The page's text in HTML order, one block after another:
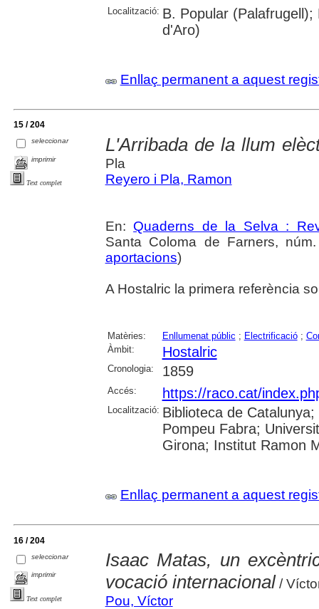
Localització: B. Popular
d'Aro)
Enllaç permanent a aquest
15 / 204
seleccionar
imprimir
Text complet
L'Arribada de la llum
Pla
Reyero i Pla, Ramon
En: Quaderns de la Selva :
Santa Coloma de Farners,
aportacions)
A Hostalric la primera referència
Matèries: Enllumenat públic ; Electrificació;
Àmbit:
Hostalric
Cronologia: 1859
Accés: https://raco.cat/
Localització: Biblioteca de
Pompeu Fabra;
Girona; Institut Ramon
Enllaç permanent a aquest
16 / 204
seleccionar
imprimir
Text complet
Isaac Matas, un
vocació internacional/
Pou, Víctor